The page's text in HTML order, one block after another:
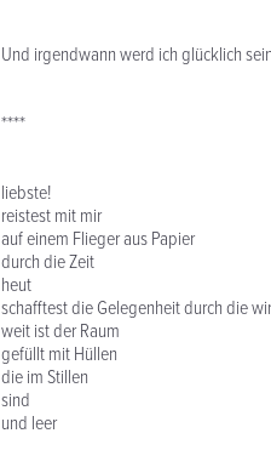
Und irgendwann werd ich glücklich
****
liebste!
reistest mit mir
auf einem Flieger aus Papier
durch die Zeit
heut
schafftest die Gelegenheit durch die
weit ist der Raum
gefüllt mit Hüllen
die im Stillen
sind
und leer